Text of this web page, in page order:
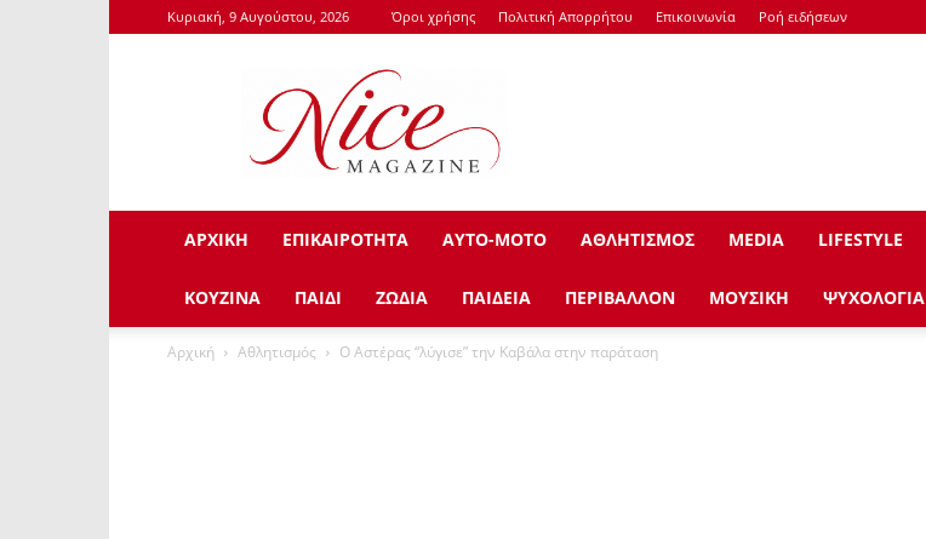
Κυριακή, 9 Αυγούστου, 2026 Όροι χρήσης Πολιτική Απορρήτου Επικοινωνία Ροή ειδήσεων
NiceMagazine.Gr
ΑΡΧΙΚΗ ΕΠΙΚΑΙΡΟΤΗΤΑ ΑΥΤΟ-ΜΟΤΟ ΑΘΛΗΤΙΣΜΟΣ ΜEDIA LIFESTYLE
ΚΟΥΖΙΝΑ ΠΑΙΔΙ ΖΩΔΙΑ ΠΑΙΔΕΙΑ ΠΕΡΙΒΑΛΛΟΝ ΜΟΥΣΙΚΗ ΨΥΧΟΛΟΓΙΑ
Αρχική Αθλητισμός Ο Αστέρας “λύγισε” την Καβάλα στην παράταση